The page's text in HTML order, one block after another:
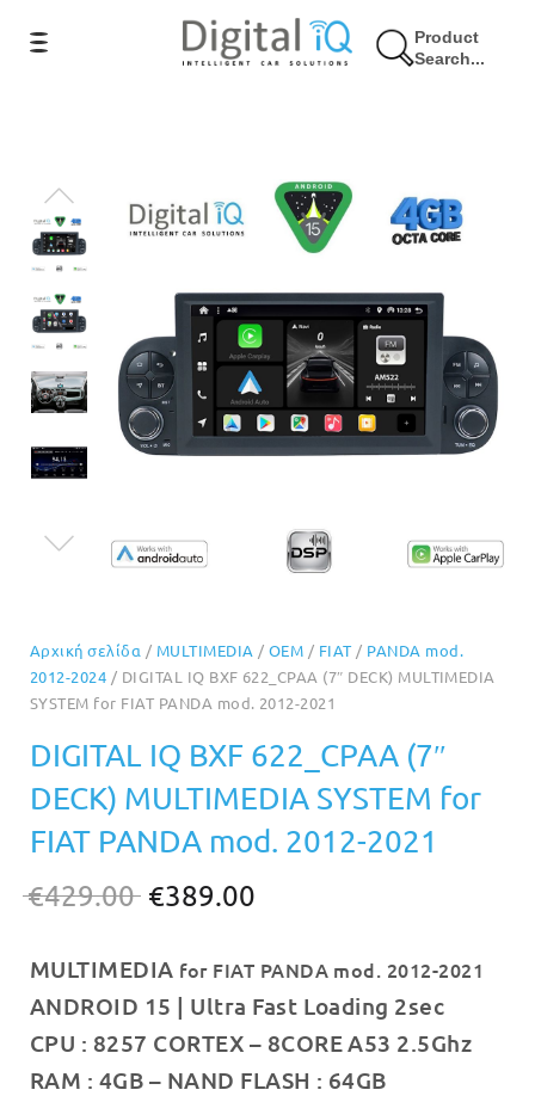
Product
Search...
9% Έκπτωση
Αρχική σελίδα / MULTIMEDIA / OEM / FIAT/ PANDA mod.
2012-2024 / DIGITAL IQ BXF 622_CPAA (7″ DECK) MULTIMEDIA
SYSTEM for FIAT PANDA mod. 2012-2021
DIGITAL IQ BXF 622_CPAA (7″
DECK) MULTIMEDIA SYSTEM for
FIAT PANDA mod. 2012-2021
€429.00 Original
was:
€429.00.
€389.00
τιμή
είναι:
€389.00.
MULTIMEDIA for FIAT PANDA mod. 2012-2021
ANDROID 15 | Ultra Fast Loading 2sec
CPU : 8257 CORTEX – 8CORE A53 2.5Ghz
RAM : 4GB – NAND FLASH : 64GB